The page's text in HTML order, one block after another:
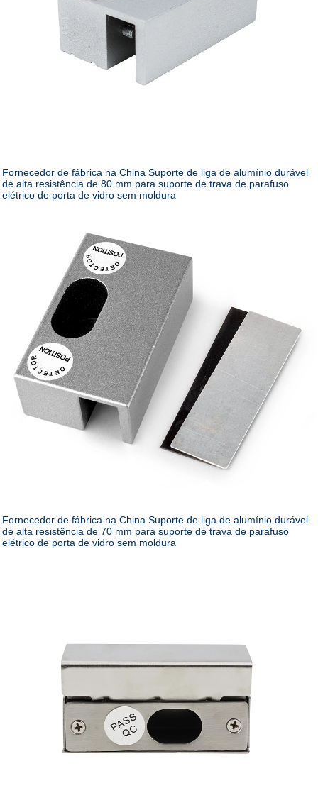
Fornecedor de fábrica na China Suporte de liga de alumínio durável
de alta resistência de 80 mm para suporte de trava de parafuso
elétrico de porta de vidro sem moldura
Fornecedor de fábrica na China Suporte de liga de alumínio durável
de alta resistência de 70 mm para suporte de trava de parafuso
elétrico de porta de vidro sem moldura